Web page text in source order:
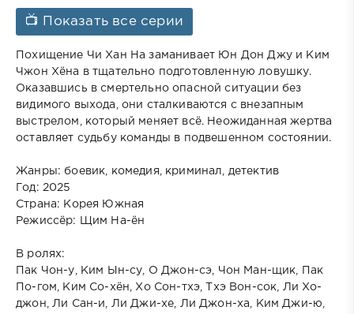
📺 Показать все серии
Похищение Чи Хан На заманивает Юн Дон Джу и Ким
Чжон Хёна в тщательно подготовленную ловушку.
Оказавшись в смертельно опасной ситуации без
видимого выхода, они сталкиваются с внезапным
выстрелом, который меняет всё. Неожиданная жертва
оставляет судьбу команды в подвешенном состоянии.
Жанры: боевик, комедия, криминал, детектив
Год: 2025
Страна: Корея Южная
Режиссёр: Щим На-ён
В ролях:
Пак Чон-у, Ким Ын-су, О Джон-сэ, Чон Ман-щик, Пак
По-гом, Ким Со-хён, Хо Сон-тхэ, Тхэ Вон-сок, Ли Хо-
джон, Ли Сан-и, Ли Джи-хе, Ли Джон-ха, Ким Джи-ю,